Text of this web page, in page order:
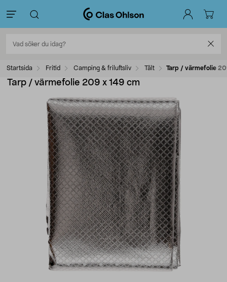
Startsida Fritid Camping & friluftsliv Tält Tarp / värmefolie
Tarp / värmefolie 209 x 149 cm